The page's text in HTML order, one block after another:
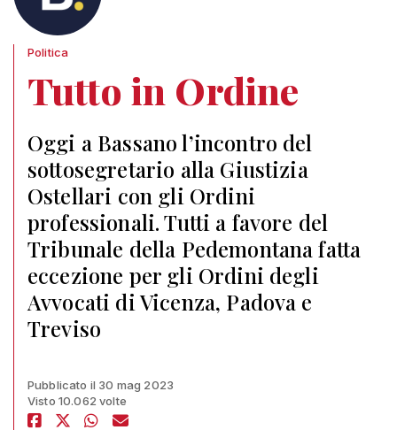
Politica
Tutto in Ordine
Oggi a Bassano l’incontro del
sottosegretario alla Giustizia
Ostellari con gli Ordini
professionali. Tutti a favore del
Tribunale della Pedemontana fatta
eccezione per gli Ordini degli
Avvocati di Vicenza, Padova e
Treviso
Pubblicato il 30 mag 2023
Visto 10.062 volte